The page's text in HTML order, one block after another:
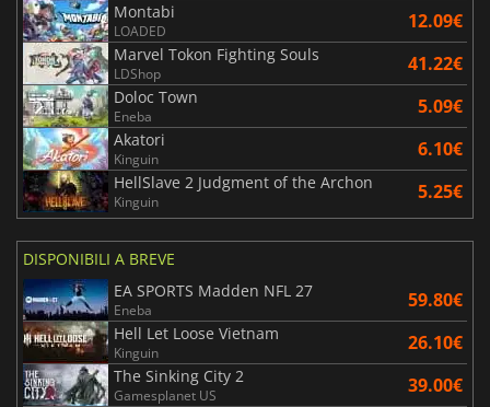
Montabi
LOADED 12.09€
Marvel Tokon Fighting Souls
LDShop 41.22€
Doloc Town
Eneba 5.09€
Akatori
Kinguin 6.10€
HellSlave 2 Judgment of the Archon
Kinguin 5.25€
DISPONIBILI A BREVE
EA SPORTS Madden NFL 27
Eneba 59.80€
Hell Let Loose Vietnam
Kinguin 26.10€
The Sinking City 2
Gamesplanet US 39.00€